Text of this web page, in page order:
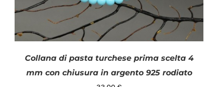
Disponibile
Collana di pasta turchese prima scelta 4
mm con chiusura in argento 925 rodiato